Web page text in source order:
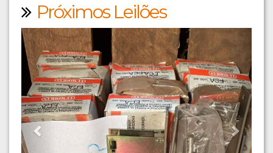
Próximos Leilões
Previous